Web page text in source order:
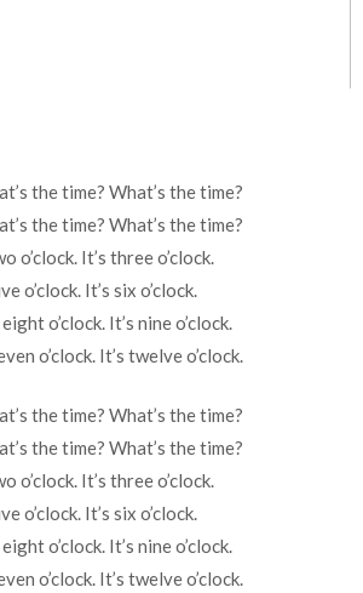
the time? What’s the time?
the time? What’s the time?
o’clock. It’s three o’clock.
o’clock. It’s six o’clock.
o’clock. It’s nine o’clock.
o’clock. It’s twelve o’clock.
the time? What’s the time?
the time? What’s the time?
o’clock. It’s three o’clock.
o’clock. It’s six o’clock.
o’clock. It’s nine o’clock.
o’clock. It’s twelve o’clock.